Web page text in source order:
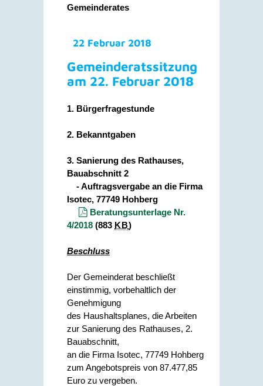
Gemeinderates
22 Februar 2018
Gemeinderatssitzung
am 22. Februar 2018
1. Bürgerfragestunde
2. Bekanntgaben
3. Sanierung des Rathauses,
Bauabschnitt 2
- Auftragsvergabe an die Firma
Isotec, 77749 Hohberg
Beratungsunterlage Nr.
4/2018 (883 KB)
Beschluss
Der Gemeinderat beschließt
einstimmig, vorbehaltlich der
Genehmigung
des Haushaltsplanes, die Arbeiten
zur Sanierung des Rathauses, 2.
Bauabschnitt,
an die Firma Isotec, 77749 Hohberg
zum Angebotspreis von 87.477,85
Euro zu vergeben.